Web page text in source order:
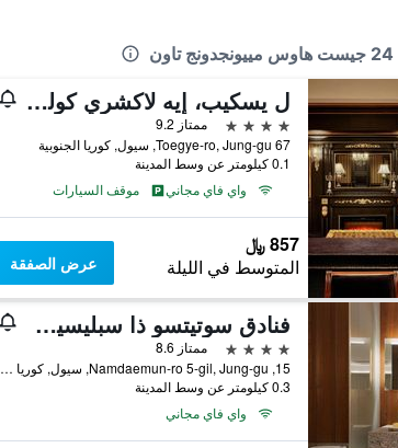
ل يسكيب، إيه لاكشري كوليكشن هوتل، سول ميونغدونج
4 نجوم
ممتاز 9.2
67 Toegye-ro, Jung-gu, سيول, كوريا الجنوبية
0.1 كيلومتر عن وسط المدينة
واي فاي مجاني
موقف السيارات
857 ﷼
المتوسط في الليلة عرض الصفقة
فنادق سوتيتسو ذا سبليسير سول مييونغدونغ
4 نجوم
ممتاز 8.6
15, Namdaemun-ro 5-gil, Jung-gu, سيول, كوريا الجنوبية
0.3 كيلومتر عن وسط المدينة
واي فاي مجاني